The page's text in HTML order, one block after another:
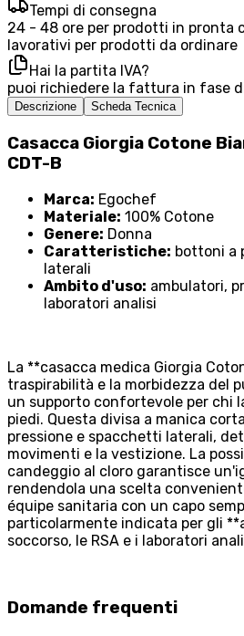
Tempi di consegna
24 - 48 ore per prodotti in pronta
lavorativi per prodotti da ordinare
Hai la partita IVA?
puoi richiedere la fattura in fase
Descrizione Scheda Tecnica
Casacca Giorgia Cotone
CDT-B
Marca: Egochef
Materiale: 100% Cotone
Genere: Donna
Caratteristiche: bottoni a
laterali
Ambito d'uso: ambulatori,
laboratori analisi
La **casacca medica Giorgia
traspirabilità e la morbidezza del
un supporto confortevole per chi
piedi. Questa divisa a manica
pressione e spacchetti laterali,
movimenti e la vestizione. La
candeggio al cloro garantisce
rendendola una scelta
équipe sanitaria con un capo
particolarmente indicata per gli
soccorso, le RSA e i laboratori
Domande frequenti